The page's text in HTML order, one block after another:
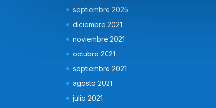
septiembre 2025
diciembre 2021
noviembre 2021
octubre 2021
septiembre 2021
agosto 2021
julio 2021